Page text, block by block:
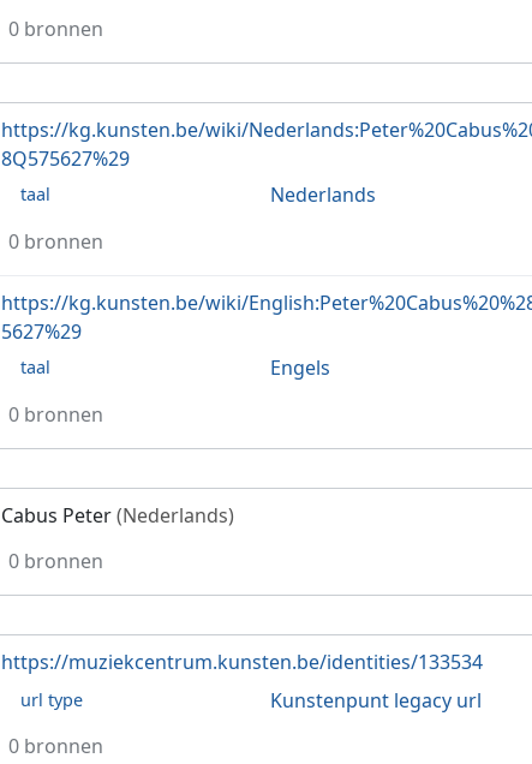
0 bronnen
https://kg.kunsten.be/wiki/
8Q575627%29
taal
Nederlands
0 bronnen
https://kg.kunsten.be/wiki/
5627%29
taal
Engels
0 bronnen
Cabus Peter(Nederlands)
0 bronnen
https://muziekcentrum.kunsten.be/identities/133534
url type
Kunstenpunt legacy url
0 bronnen